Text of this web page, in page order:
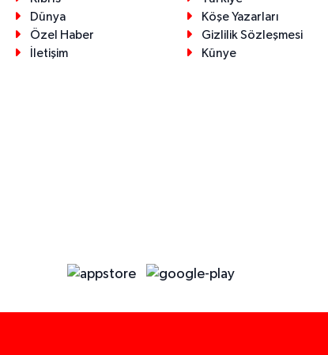
Dünya
Köşe Yazarları
Özel Haber
Gizlilik Sözleşmesi
İletişim
Künye